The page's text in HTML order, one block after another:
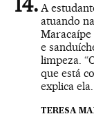
A
atuando
e
limpeza.
que está
explica ela.
TERESA